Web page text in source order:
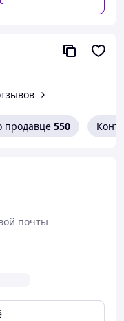
продавце 550
почты